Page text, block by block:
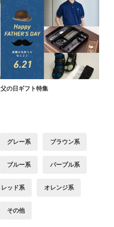
父の日ギフト特集
グレー系 ブラウン系
ブルー系 パープル系
レッド系 オレンジ系
その他